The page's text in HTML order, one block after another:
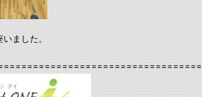
ました。